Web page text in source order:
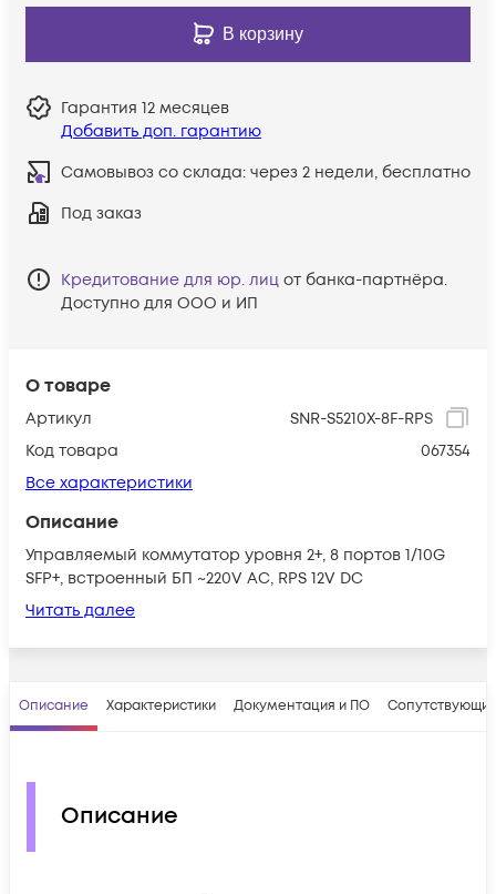
О товаре
Артикул
SNR-S5210X-8F-RPS
Код товара
067354
Все характеристики
Описание
Управляемый коммутатор уровня 2+, 8 портов 1/10G
SFP+, встроенный БП ~220V AC, RPS 12V DC
Читать далее
В корзину
Гарантия 12 месяцев
Добавить доп. гарантию
Самовывоз со склада: через 2 недели, бесплатно
Под заказ
Кредитование для юр. лиц от банка-партнёра.
Доступно для ООО и ИП
Описание Характеристики Документация и ПО
Описание